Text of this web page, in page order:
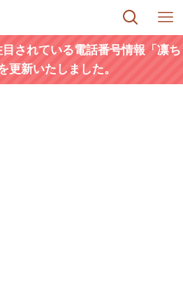
目されている電話番号情報「凛ち
更新いたしました。